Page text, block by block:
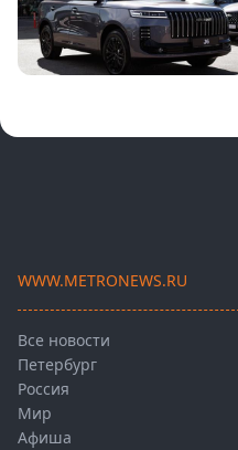
WWW.METRONEWS.RU
Все новости
Петербург
Россия
Мир
Афиша